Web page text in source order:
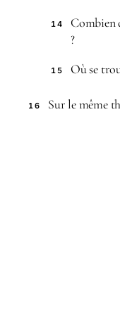
14
Combien
?
15 Où se
16 Sur le même